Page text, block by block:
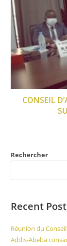
CONSEIL
Rechercher
Recent
Réunion du
Addis-Abeba